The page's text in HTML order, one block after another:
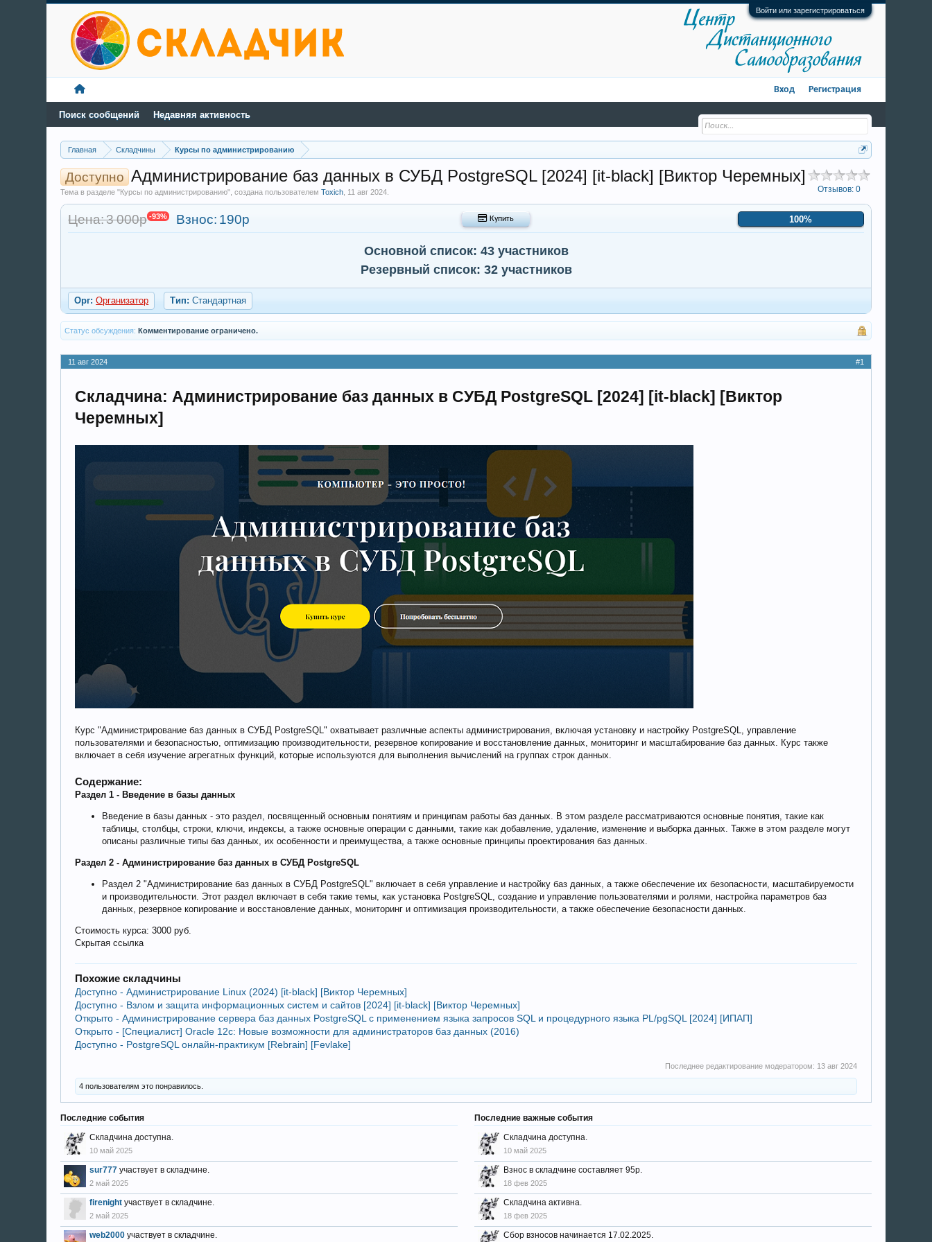
Войти или зарегистрироваться
Главная Складчины Курсы по администрированию
Отзывов: 0
Доступно Администрирование баз данных в СУБД PostgreSQL [2024] [it-black] [Виктор Черемных]
Тема в разделе "Курсы по администрированию", создана пользователемToxich 11 авг 2024
Цена: 3 000р -93% Взнос: 190р 100%
 Купить
Основной список: 43 участников
Резервный список: 32 участников
Орг: Организатор Тип: Стандартная
Статус обсуждения: Комментирование ограничено.
11 авг 2024 #1
Складчина: Администрирование баз данных в СУБД PostgreSQL [2024] [it-black] [Виктор
Черемных]
Курс "Администрирование баз данных в СУБД PostgreSQL" охватывает различные аспекты администрирования, включая установку и настройку PostgreSQL, управление
пользователями и безопасностью, оптимизацию производительности, резервное копирование и восстановление данных, мониторинг и масштабирование баз данных. Курс также
включает в себя изучение агрегатных функций, которые используются для выполнения вычислений на группах строк данных.
Содержание:
Раздел 1 - Введение в базы данных
Введение в базы данных - это раздел, посвященный основным понятиям и принципам работы баз данных. В этом разделе рассматриваются основные понятия, такие как
таблицы, столбцы, строки, ключи, индексы, а также основные операции с данными, такие как добавление, удаление, изменение и выборка данных. Также в этом разделе могут
описаны различные типы баз данных, их особенности и преимущества, а также основные принципы проектирования баз данных.
Раздел 2 - Администрирование баз данных в СУБД PostgreSQL
Раздел 2 "Администрирование баз данных в СУБД PostgreSQL" включает в себя управление и настройку баз данных, а также обеспечение их безопасности, масштабируемости
и производительности. Этот раздел включает в себя такие темы, как установка PostgreSQL, создание и управление пользователями и ролями, настройка параметров баз
данных, резервное копирование и восстановление данных, мониторинг и оптимизация производительности, а также обеспечение безопасности данных.
Стоимость курса: 3000 руб.
Скрытая ссылка
Похожие складчины
Доступно - Администрирование Linux (2024) [it-black] [Виктор Черемных]
Доступно - Взлом и защита информационных систем и сайтов [2024] [it-black] [Виктор Черемных]
Открыто - Администрирование сервера баз данных PostgreSQL с применением языка запросов SQL и процедурного языка PL/pgSQL [2024] [ИПАП]
Открыто - [Специалист] Oracle 12с: Новые возможности для администраторов баз данных (2016)
Доступно - PostgreSQL онлайн-практикум [Rebrain] [Fevlake]
Последнее редактирование модератором: 13 авг 2024
4 пользователям это понравилось.
Последние события
Складчина доступна.
10 май 2025
sur777 участвует в складчине.
2 май 2025
firenight участвует в складчине.
2 май 2025
web2000 участвует в складчине.
Последние важные события
Складчина доступна.
10 май 2025
Взнос в складчине составляет 95р.
18 фев 2025
Складчина активна.
18 фев 2025
Сбор взносов начинается 17.02.2025.
Поиск сообщений Недавняя активность
Вход Регистрация